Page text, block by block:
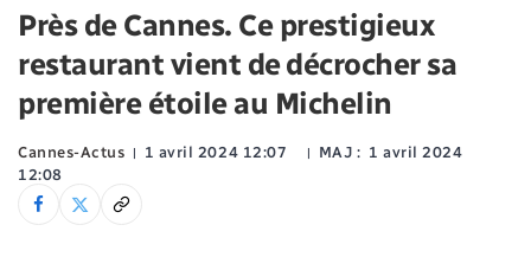
Près de Cannes. Ce prestigieux
restaurant vient de décrocher sa
première étoile au Michelin
Cannes-Actus 1 avril 2024 12:07 MAJ : 1 avril 2024
12:08